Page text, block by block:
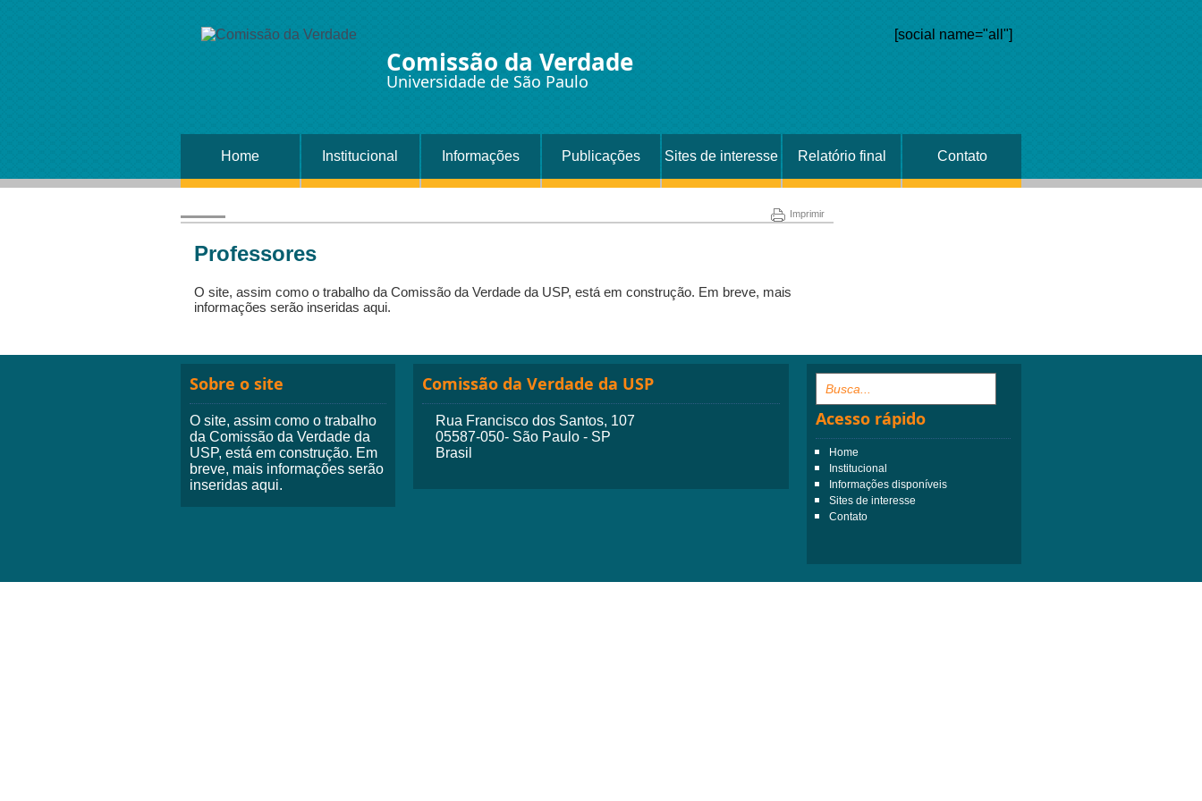
Comissão da Verdade
Universidade de São Paulo
[social name="all"]
Home Institucional Informações Publicações Sites de interesse Relatório final Contato
Imprimir
Professores
O site, assim como o trabalho da Comissão da Verdade da USP, está em construção. Em breve, mais
informações serão inseridas aqui.
Sobre o site
O site, assim como o trabalho
da Comissão da Verdade da
USP, está em construção. Em
breve, mais informações serão
inseridas aqui.
Comissão da Verdade da USP
Rua Francisco dos Santos, 107
05587-050- São Paulo - SP
Brasil
Acesso rápido
Home
Institucional
Informações disponíveis
Sites de interesse
Contato